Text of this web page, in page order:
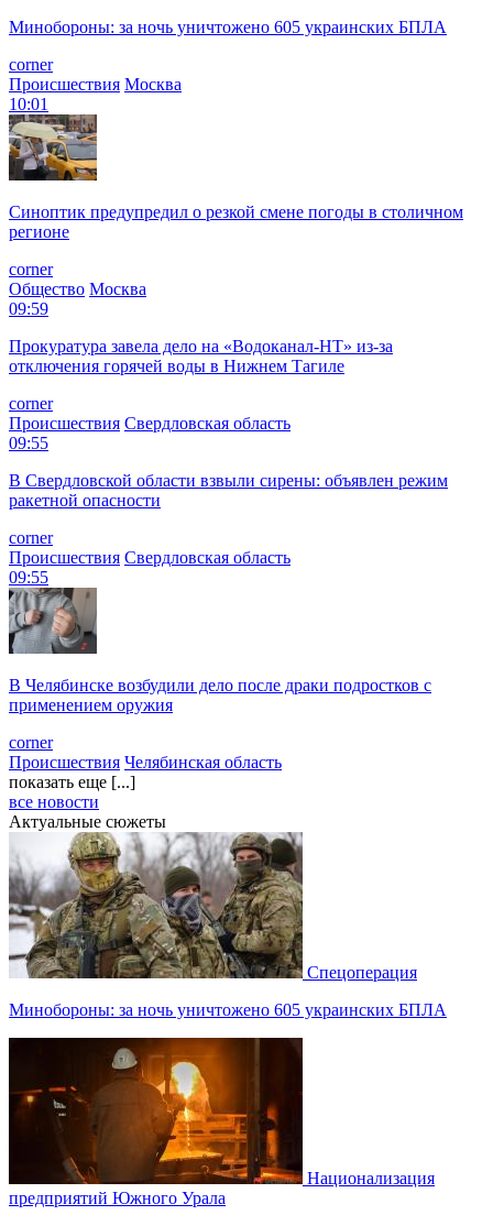
Минобороны: за ночь уничтожено 605 украинских БПЛА
corner
Происшествия Москва
10:01
Синоптик предупредил о резкой смене погоды в столичном
регионе
corner
Общество Москва
09:59
Прокуратура завела дело на «Водоканал-НТ» из-за
отключения горячей воды в Нижнем Тагиле
corner
Происшествия Свердловская область
09:55
В Свердловской области взвыли сирены: объявлен режим
ракетной опасности
corner
Происшествия Свердловская область
09:55
В Челябинске возбудили дело после драки подростков с
применением оружия
corner
Происшествия Челябинская область
показать еще [...]
все новости
Актуальные сюжеты
Спецоперация
Минобороны: за ночь уничтожено 605 украинских БПЛА
Национализация
предприятий Южного Урала